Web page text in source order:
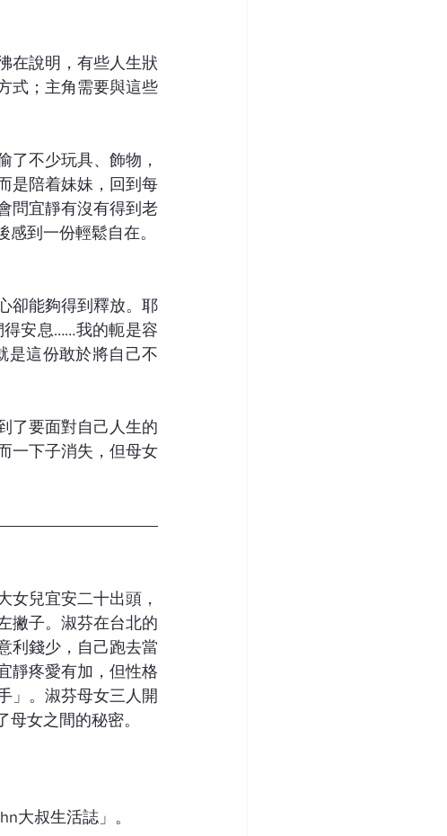
在說明，有些人生狀
式；主角需要與這些
了不少玩具、飾物，
是陪着妹妹，回到每
問宜靜有沒有得到老
到一份輕鬆自在。
卻能夠得到釋放。耶
安息……我的軛是容
是這份敢於將自己不
了要面對自己人生的
一下子消失，但母女
女兒宜安二十出頭，
撇子。淑芬在台北的
利錢少，自己跑去當
靜疼愛有加，但性格
」。淑芬母女三人開
女之間的秘密。
大叔生活誌」。